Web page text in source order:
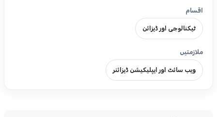
اقسام
ٹیکنالوجی اور ڈیزائن
ملازمتیں
ویب سائٹ اور ایپلیکیشن ڈیزائنر